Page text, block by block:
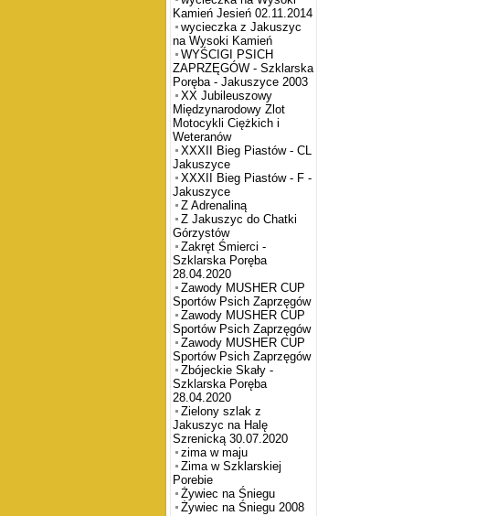
Kamień Jesień 02.11.2014
wycieczka z Jakuszyc
na Wysoki Kamień
WYŚCIGI PSICH
ZAPRZĘGÓW - Szklarska
Poręba - Jakuszyce 2003
XX Jubileuszowy
Międzynarodowy Zlot
Motocykli Ciężkich i
Weteranów
XXXII Bieg Piastów - CL
Jakuszyce
XXXII Bieg Piastów - F -
Jakuszyce
Z Adrenaliną
Z Jakuszyc do Chatki
Górzystów
Zakręt Śmierci -
Szklarska Poręba
28.04.2020
Zawody MUSHER CUP
Sportów Psich Zaprzęgów
Zawody MUSHER CUP
Sportów Psich Zaprzęgów
Zawody MUSHER CUP
Sportów Psich Zaprzęgów
Zbójeckie Skały -
Szklarska Poręba
28.04.2020
Zielony szlak z
Jakuszyc na Halę
Szrenicką 30.07.2020
zima w maju
Zima w Szklarskiej
Porebie
Żywiec na Śniegu
Żywiec na Śniegu 2008